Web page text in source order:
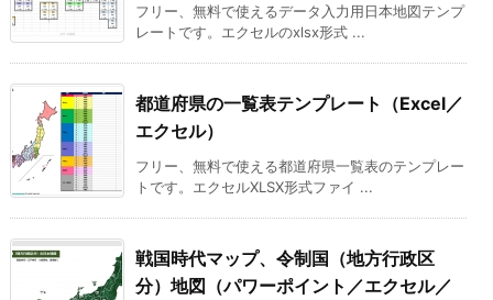
フリー、無料で使えるデータ入力用日本地図テンプ
レートです。エクセルのxlsx形式 ...
都道府県の一覧表テンプレート（Excel／
エクセル）
フリー、無料で使える都道府県一覧表のテンプレー
トです。エクセルXLSX形式ファイ ...
戦国時代マップ、令制国（地方行政区
分）地図（パワーポイント／エクセル／